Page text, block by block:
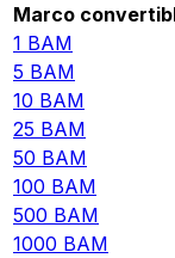
Marco
1 BAM
5 BAM
10 BAM
25 BAM
50 BAM
100 BAM
500 BAM
1000 BAM